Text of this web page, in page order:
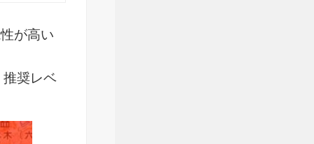
が高い
推奨レベ